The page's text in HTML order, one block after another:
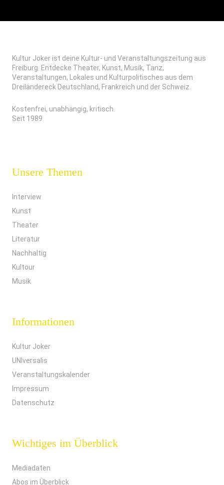
Kultur Joker ist deine Kultur- und Veranstaltungszeitung aus
Freiburg. Entdecke Theater, Kunst, Musik, Tanz,
Veranstaltungen, Lokales und Kulturpolitisches aus dem
Dreiländereck Deutschland, Frankreich und der Schweiz.
Kostenfrei, unabhängig, kritisch.
Seit 1989.
Unsere Themen
Interview
Kunst
Theater
Literatur
Nachhaltig
Kultour
Musik
Informationen
Kultur Joker
UNIversalis
Veranstaltungskalender
Impressum
Datenschutz
Wichtiges im Überblick
Mediadaten
Abos im Überblick